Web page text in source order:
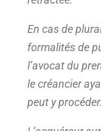
En cas de
formalités de
l’avocat du
le créancier
peut y procéder.